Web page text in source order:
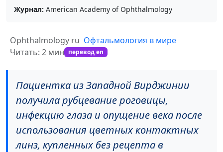
Журнал: American Academy of Ophthalmology
Ophthalmology ru Офтальмология в мире
Читать: 2 мин перевод en
Пациентка из Западной Вирджинии
получила рубцевание роговицы,
инфекцию глаза и опущение века после
использования цветных контактных
линз, купленных без рецепта в